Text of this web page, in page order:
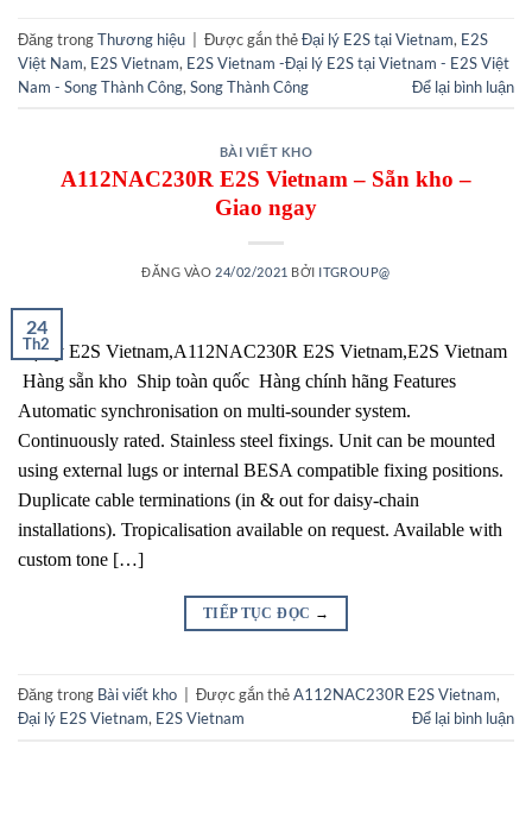
Đăng trongThương hiệu Được gắn thẻĐại lý E2S tại Vietnam, E2S
Việt Nam, E2S Vietnam, E2S Vietnam -Đại lý E2S tại Vietnam - E2S Việt
Nam - Song Thành Công, Song Thành Công Để lại bình luận
BÀI VIẾT KHO
A112NAC230R E2S Vietnam – Sẵn kho –
Giao ngay
ĐĂNG VÀO 24/02/2021 BỞI ITGROUP@
24
Th2
Đại lý E2S Vietnam,A112NAC230R E2S Vietnam,E2S Vietnam
Hàng sẵn kho Ship toàn quốc Hàng chính hãng Features
Automatic synchronisation on multi-sounder system.
Continuously rated. Stainless steel fixings. Unit can be mounted
using external lugs or internal BESA compatible fixing positions.
Duplicate cable terminations (in & out for daisy-chain
installations). Tropicalisation available on request. Available with
custom tone […]
TIẾP TỤC ĐỌC →
Đăng trong Bài viết kho Được gắn thẻA112NAC230R E2S Vietnam,
Đại lý E2S Vietnam, E2S Vietnam Để lại bình luận